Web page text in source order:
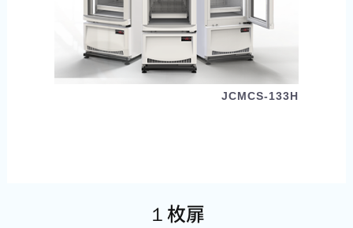
JCMCS-133H
１枚扉